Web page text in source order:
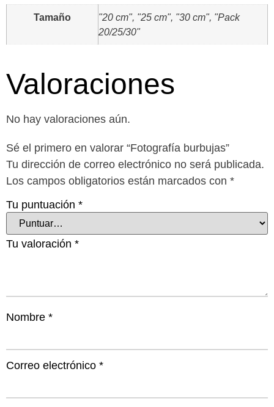
Tamaño
"20 cm", "25 cm", "30 cm", "Pack
20/25/30"
Valoraciones
No hay valoraciones aún.
Sé el primero en valorar “Fotografía burbujas”
Tu dirección de correo electrónico no será publicada.
Los campos obligatorios están marcados con *
Tu puntuación *
Tu valoración *
Nombre *
Correo electrónico *